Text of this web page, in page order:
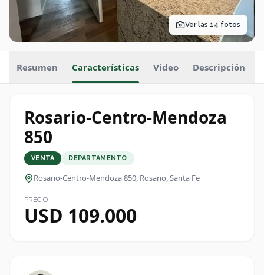
Ver las 14 fotos
Resumen Características Video Descripción
Rosario-Centro-Mendoza
850
VENTA DEPARTAMENTO
Rosario-Centro-Mendoza 850, Rosario, Santa Fe
PRECIO
USD 109.000